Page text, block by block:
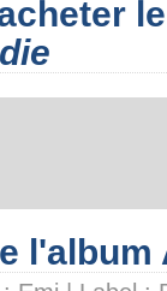
l'album